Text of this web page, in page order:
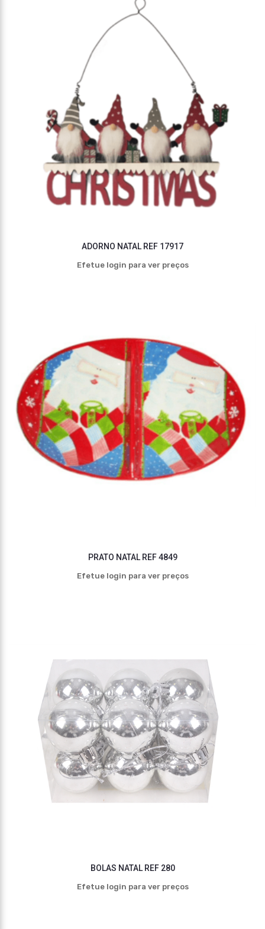
ADORNO NATAL REF 17917
Efetue login para ver preços
PRATO NATAL REF 4849
Efetue login para ver preços
BOLAS NATAL REF 280
Efetue login para ver preços